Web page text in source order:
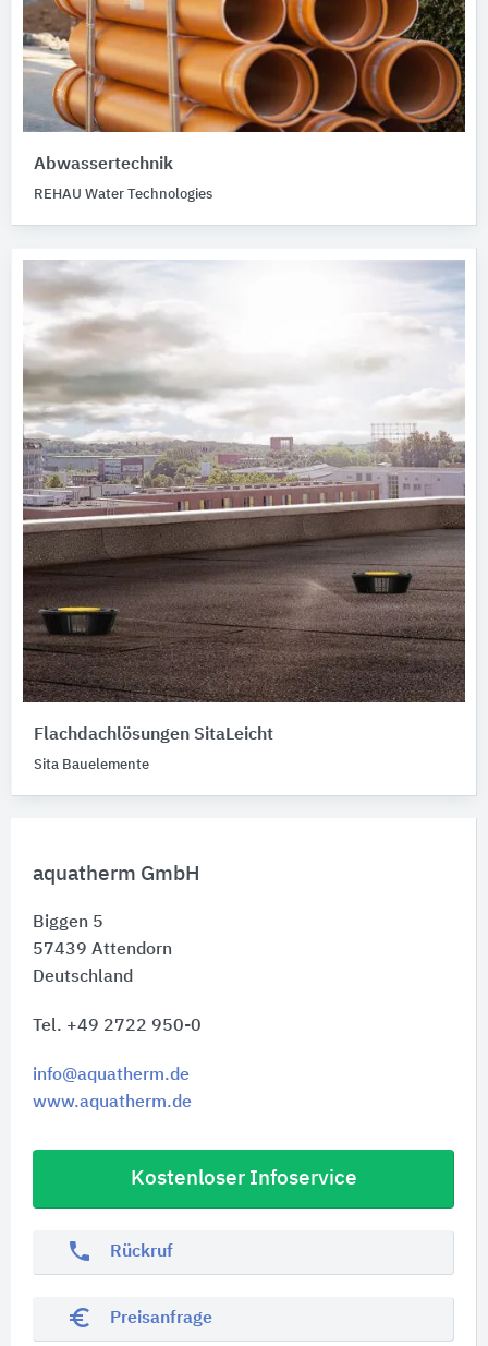
aquatherm GmbH
Biggen 5
57439 Attendorn
Deutschland
Tel. +49 2722 950-0
info@aquatherm.de
www.aquatherm.de
Kostenloser Infoservice
phone Rückruf
euro_symbol Preisanfrage
Abwassertechnik
REHAU Water Technologies
Flachdachlösungen SitaLeicht
Sita Bauelemente